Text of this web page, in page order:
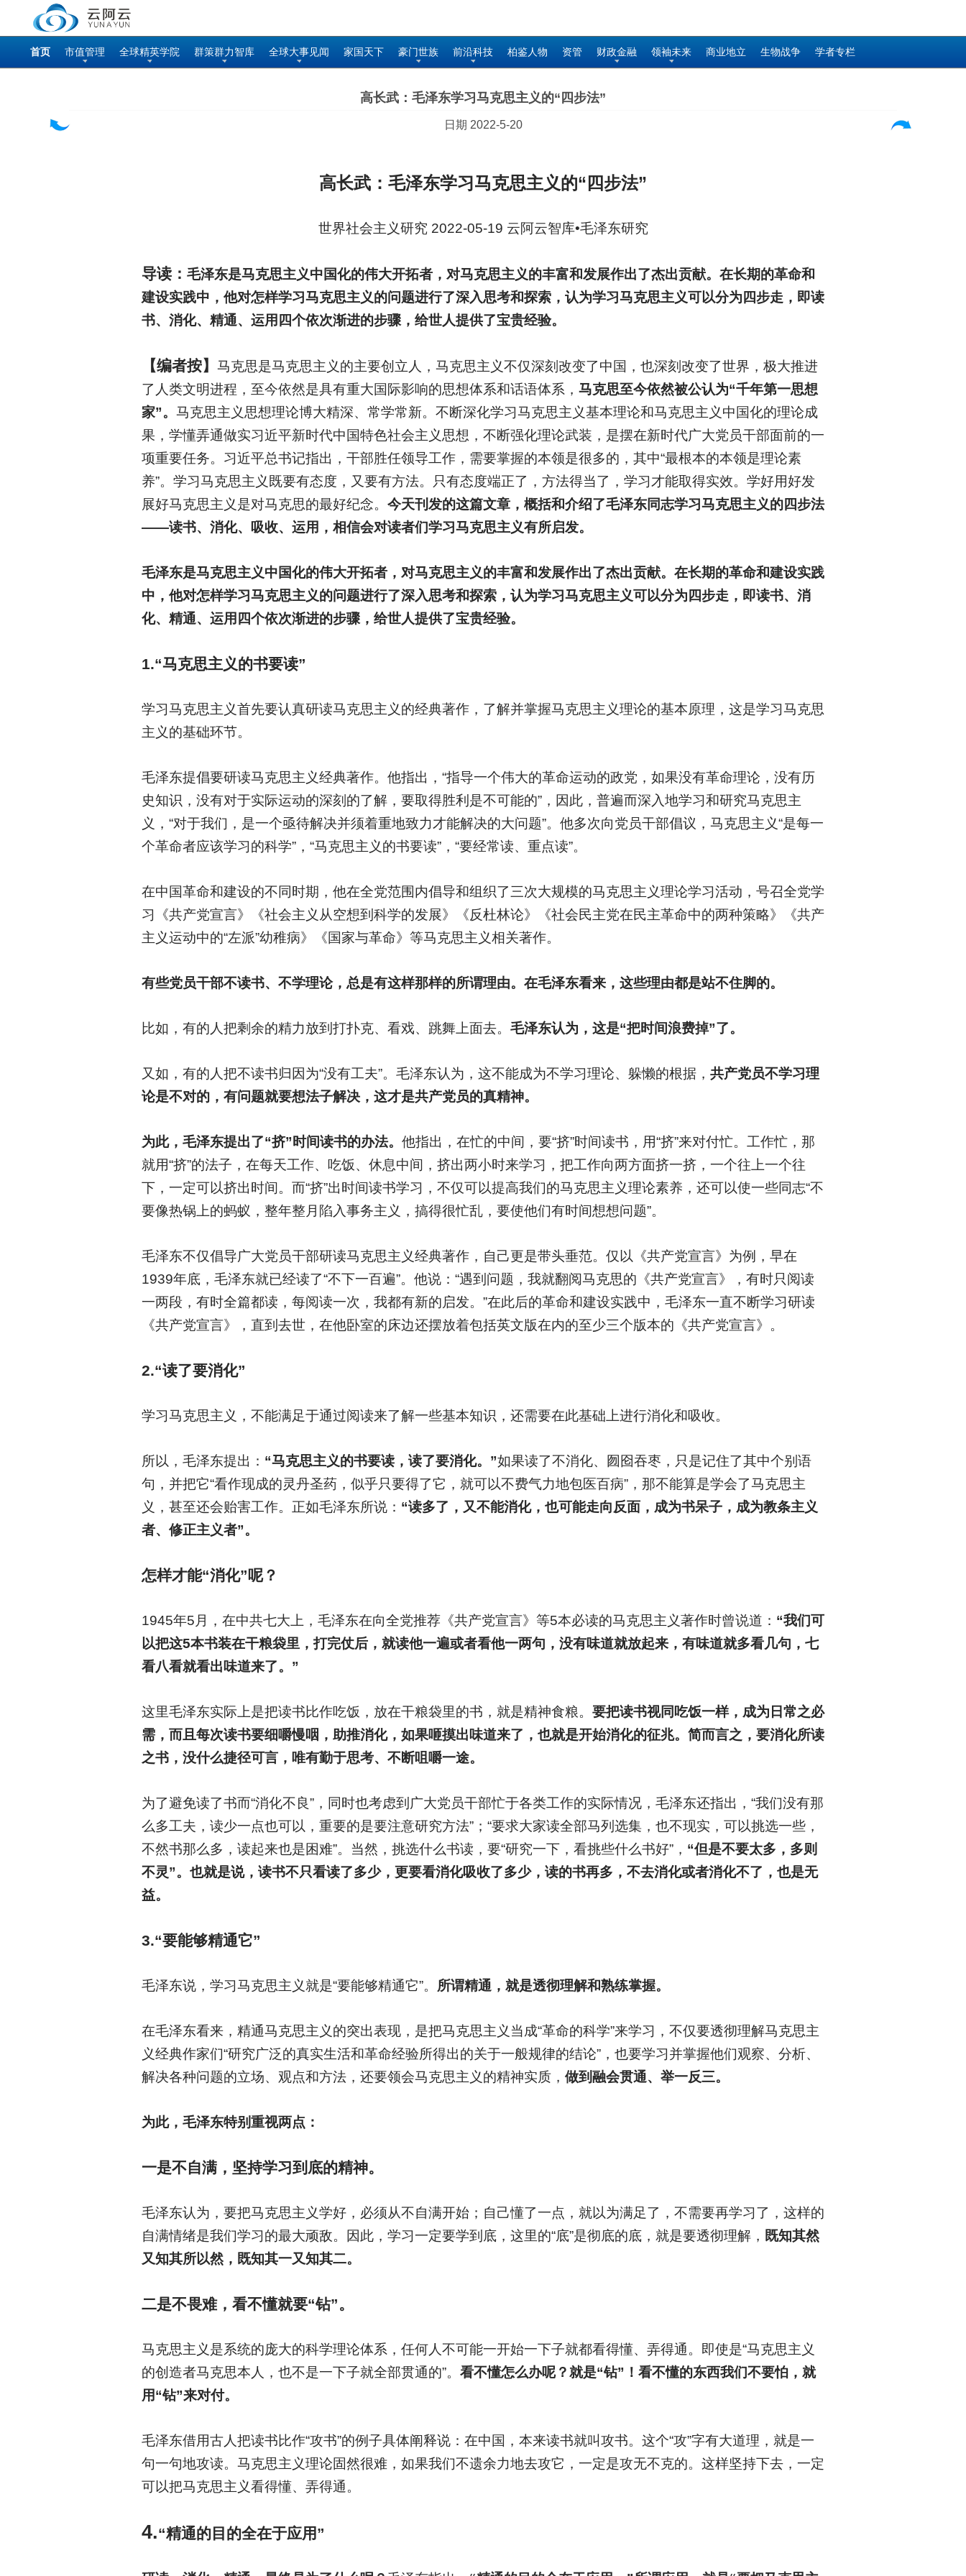
首页 市值管理 全球精英学院 群策群力智库 全球大事见闻 家国天下 豪门世族 前沿科技 柏鉴人物 资管 财政金融 领袖未来 商业地立 生物战争 学者专栏
高长武：毛泽东学习马克思主义的“四步法”
日期 2022-5-20
高长武：毛泽东学习马克思主义的“四步法”
世界社会主义研究 2022-05-19 云阿云智库•毛泽东研究
导读： 毛泽东是马克思主义中国化的伟大开拓者，对马克思主义的丰富和发展作出了杰出贡献。在长期的革命和
建设实践中，他对怎样学习马克思主义的问题进行了深入思考和探索，认为学习马克思主义可以分为四步走，即读
书、消化、精通、运用四个依次渐进的步骤，给世人提供了宝贵经验。
【编者按】 马克思是马克思主义的主要创立人，马克思主义不仅深刻改变了中国，也深刻改变了世界，极大推进
了人类文明进程，至今依然是具有重大国际影响的思想体系和话语体系， 马克思至今依然被公认为“千年第一思想
家”。 马克思主义思想理论博大精深、常学常新。不断深化学习马克思主义基本理论和马克思主义中国化的理论成
果，学懂弄通做实习近平新时代中国特色社会主义思想，不断强化理论武装，是摆在新时代广大党员干部面前的一
项重要任务。习近平总书记指出，干部胜任领导工作，需要掌握的本领是很多的，其中“最根本的本领是理论素
养”。学习马克思主义既要有态度，又要有方法。只有态度端正了，方法得当了，学习才能取得实效。学好用好发
展好马克思主义是对马克思的最好纪念。 今天刊发的这篇文章，概括和介绍了毛泽东同志学习马克思主义的四步法
——读书、消化、吸收、运用，相信会对读者们学习马克思主义有所启发。
毛泽东是马克思主义中国化的伟大开拓者，对马克思主义的丰富和发展作出了杰出贡献。在长期的革命和建设实践
中，他对怎样学习马克思主义的问题进行了深入思考和探索，认为学习马克思主义可以分为四步走，即读书、消
化、精通、运用四个依次渐进的步骤，给世人提供了宝贵经验。
1.“马克思主义的书要读”
学习马克思主义首先要认真研读马克思主义的经典著作，了解并掌握马克思主义理论的基本原理，这是学习马克思
主义的基础环节。
毛泽东提倡要研读马克思主义经典著作。他指出，“指导一个伟大的革命运动的政党，如果没有革命理论，没有历
史知识，没有对于实际运动的深刻的了解，要取得胜利是不可能的”，因此，普遍而深入地学习和研究马克思主
义，“对于我们，是一个亟待解决并须着重地致力才能解决的大问题”。他多次向党员干部倡议，马克思主义“是每一
个革命者应该学习的科学”，“马克思主义的书要读”，“要经常读、重点读”。
在中国革命和建设的不同时期，他在全党范围内倡导和组织了三次大规模的马克思主义理论学习活动，号召全党学
习《共产党宣言》《社会主义从空想到科学的发展》《反杜林论》《社会民主党在民主革命中的两种策略》《共产
主义运动中的“左派”幼稚病》《国家与革命》等马克思主义相关著作。
有些党员干部不读书、不学理论，总是有这样那样的所谓理由。在毛泽东看来，这些理由都是站不住脚的。
比如，有的人把剩余的精力放到打扑克、看戏、跳舞上面去。 毛泽东认为，这是“把时间浪费掉”了。
又如，有的人把不读书归因为“没有工夫”。毛泽东认为，这不能成为不学习理论、躲懒的根据， 共产党员不学习理
论是不对的，有问题就要想法子解决，这才是共产党员的真精神。
为此，毛泽东提出了“挤”时间读书的办法。 他指出，在忙的中间，要“挤”时间读书，用“挤”来对付忙。工作忙，那
就用“挤”的法子，在每天工作、吃饭、休息中间，挤出两小时来学习，把工作向两方面挤一挤，一个往上一个往
下，一定可以挤出时间。而“挤”出时间读书学习，不仅可以提高我们的马克思主义理论素养，还可以使一些同志“不
要像热锅上的蚂蚁，整年整月陷入事务主义，搞得很忙乱，要使他们有时间想想问题”。
毛泽东不仅倡导广大党员干部研读马克思主义经典著作，自己更是带头垂范。仅以《共产党宣言》为例，早在
1939年底，毛泽东就已经读了“不下一百遍”。他说：“遇到问题，我就翻阅马克思的《共产党宣言》，有时只阅读
一两段，有时全篇都读，每阅读一次，我都有新的启发。”在此后的革命和建设实践中，毛泽东一直不断学习研读
《共产党宣言》，直到去世，在他卧室的床边还摆放着包括英文版在内的至少三个版本的《共产党宣言》。
2.“读了要消化”
学习马克思主义，不能满足于通过阅读来了解一些基本知识，还需要在此基础上进行消化和吸收。
所以，毛泽东提出： “马克思主义的书要读，读了要消化。”如果读了不消化、囫囵吞枣，只是记住了其中个别语
句，并把它“看作现成的灵丹圣药，似乎只要得了它，就可以不费气力地包医百病”，那不能算是学会了马克思主
义，甚至还会贻害工作。正如毛泽东所说： “读多了，又不能消化，也可能走向反面，成为书呆子，成为教条主义
者、修正主义者”。
怎样才能“消化”呢？
1945年5月，在中共七大上，毛泽东在向全党推荐《共产党宣言》等5本必读的马克思主义著作时曾说道： “我们可
以把这5本书装在干粮袋里，打完仗后，就读他一遍或者看他一两句，没有味道就放起来，有味道就多看几句，七
看八看就看出味道来了。”
这里毛泽东实际上是把读书比作吃饭，放在干粮袋里的书，就是精神食粮。 要把读书视同吃饭一样，成为日常之必
需，而且每次读书要细嚼慢咽，助推消化，如果咂摸出味道来了，也就是开始消化的征兆。简而言之，要消化所读
之书，没什么捷径可言，唯有勤于思考、不断咀嚼一途。
为了避免读了书而“消化不良”，同时也考虑到广大党员干部忙于各类工作的实际情况，毛泽东还指出，“我们没有那
么多工夫，读少一点也可以，重要的是要注意研究方法”；“要求大家读全部马列选集，也不现实，可以挑选一些，
不然书那么多，读起来也是困难”。当然，挑选什么书读，要“研究一下，看挑些什么书好”， “但是不要太多，多则
不灵”。也就是说，读书不只看读了多少，更要看消化吸收了多少，读的书再多，不去消化或者消化不了，也是无
益。
3.“要能够精通它”
毛泽东说，学习马克思主义就是“要能够精通它”。 所谓精通，就是透彻理解和熟练掌握。
在毛泽东看来，精通马克思主义的突出表现，是把马克思主义当成“革命的科学”来学习，不仅要透彻理解马克思主
义经典作家们“研究广泛的真实生活和革命经验所得出的关于一般规律的结论”，也要学习并掌握他们观察、分析、
解决各种问题的立场、观点和方法，还要领会马克思主义的精神实质， 做到融会贯通、举一反三。
为此，毛泽东特别重视两点：
一是不自满，坚持学习到底的精神。
毛泽东认为，要把马克思主义学好，必须从不自满开始；自己懂了一点，就以为满足了，不需要再学习了，这样的
自满情绪是我们学习的最大顽敌。因此，学习一定要学到底，这里的“底”是彻底的底，就是要透彻理解， 既知其然
又知其所以然，既知其一又知其二。
二是不畏难，看不懂就要“钻”。
马克思主义是系统的庞大的科学理论体系，任何人不可能一开始一下子就都看得懂、弄得通。即使是“马克思主义
的创造者马克思本人，也不是一下子就全部贯通的”。 看不懂怎么办呢？就是“钻”！看不懂的东西我们不要怕，就
用“钻”来对付。
毛泽东借用古人把读书比作“攻书”的例子具体阐释说：在中国，本来读书就叫攻书。这个“攻”字有大道理，就是一
句一句地攻读。马克思主义理论固然很难，如果我们不遗余力地去攻它，一定是攻无不克的。这样坚持下去，一定
可以把马克思主义看得懂、弄得通。
4.“精通的目的全在于应用”